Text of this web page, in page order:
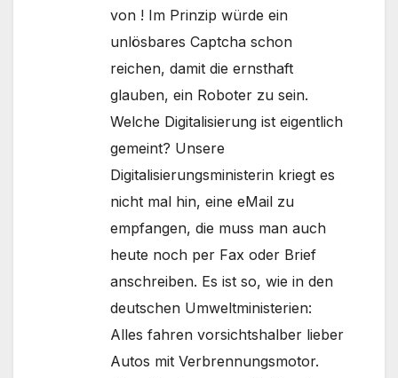
von ! Im Prinzip würde ein
unlösbares Captcha schon
reichen, damit die ernsthaft
glauben, ein Roboter zu sein.
Welche Digitalisierung ist eigentlich
gemeint? Unsere
Digitalisierungsministerin kriegt es
nicht mal hin, eine eMail zu
empfangen, die muss man auch
heute noch per Fax oder Brief
anschreiben. Es ist so, wie in den
deutschen Umweltministerien:
Alles fahren vorsichtshalber lieber
Autos mit Verbrennungsmotor.